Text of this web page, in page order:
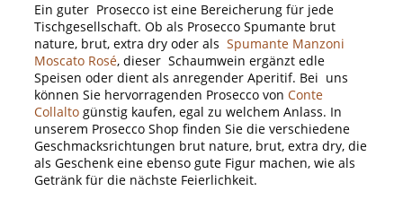
Ein guter Prosecco ist eine Bereicherung für jede
Tischgesellschaft. Ob als Prosecco Spumante brut
nature, brut, extra dry oder als Spumante Manzoni
Moscato Rosé, dieser Schaumwein ergänzt edle
Speisen oder dient als anregender Aperitif. Bei uns
können Sie hervorragenden Prosecco von Conte
Collaltogünstig kaufen, egal zu welchem Anlass. In
unserem Prosecco Shop finden Sie die verschiedene
Geschmacksrichtungen brut nature, brut, extra dry, die
als Geschenk eine ebenso gute Figur machen, wie als
Getränk für die nächste Feierlichkeit.